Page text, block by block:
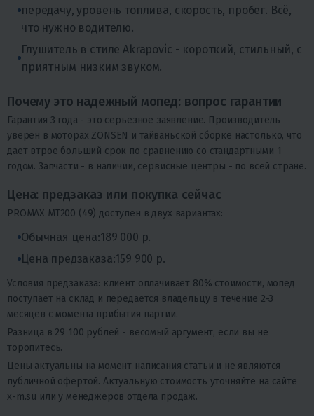
передачу, уровень топлива, скорость, пробег. Всё,
что нужно водителю.
Глушитель в стиле Akrapovic - короткий, стильный, с
приятным низким звуком.
Почему это надежный мопед: вопрос гарантии
Гарантия 3 года - это серьезное заявление. Производитель
уверен в моторах ZONSEN и тайваньской сборке настолько, что
дает втрое больший срок по сравнению со стандартными 1
годом. Запчасти - в наличии, сервисные центры - по всей стране.
Цена: предзаказ или покупка сейчас
PROMAX MT200 (49) доступен в двух вариантах:
Обычная цена:189 000 р.
Цена предзаказа:159 900 р.
Условия предзаказа: клиент оплачивает 80% стоимости, мопед
поступает на склад и передается владельцу в течение 2-3
месяцев с момента прибытия партии.
Разница в 29 100 рублей - весомый аргумент, если вы не
торопитесь.
Цены актуальны на момент написания статьи и не являются
публичной офертой. Актуальную стоимость уточняйте на сайте
x-m.su или у менеджеров отдела продаж.